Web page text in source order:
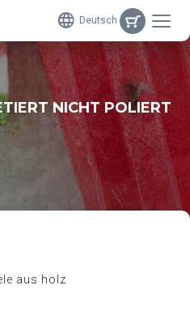
Deutsch
NICHT POLIERT
aus holz